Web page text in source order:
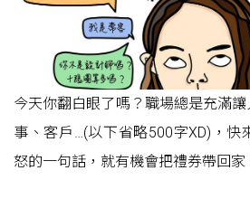
今天你翻白眼了嗎？職場總是充滿
事、客戶…(以下省略500字XD)，快
怒的一句話，就有機會把禮券帶回家